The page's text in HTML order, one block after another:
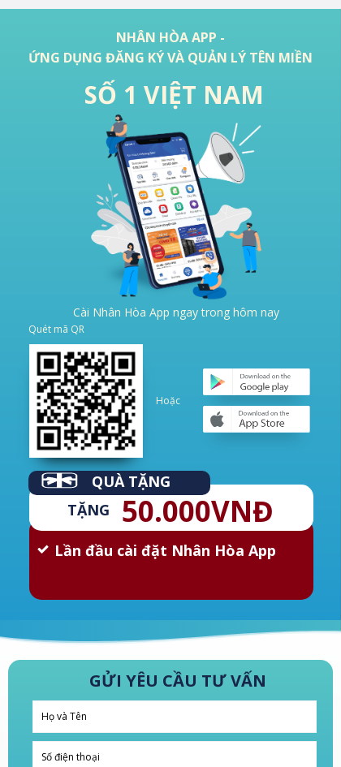
Lần đầu cài đặt Nhân Hòa App
NHÂN HÒA APP -
ỨNG DỤNG ĐĂNG KÝ VÀ QUẢN LÝ TÊN MIỀN
SỐ 1 VIỆT NAM
Cài Nhân Hòa App ngay trong hôm nay
Quét mã QR
Hoặc
QUÀ TẶNG
TẶNG
50.000VNĐ
GỬI YÊU CẦU TƯ VẤN